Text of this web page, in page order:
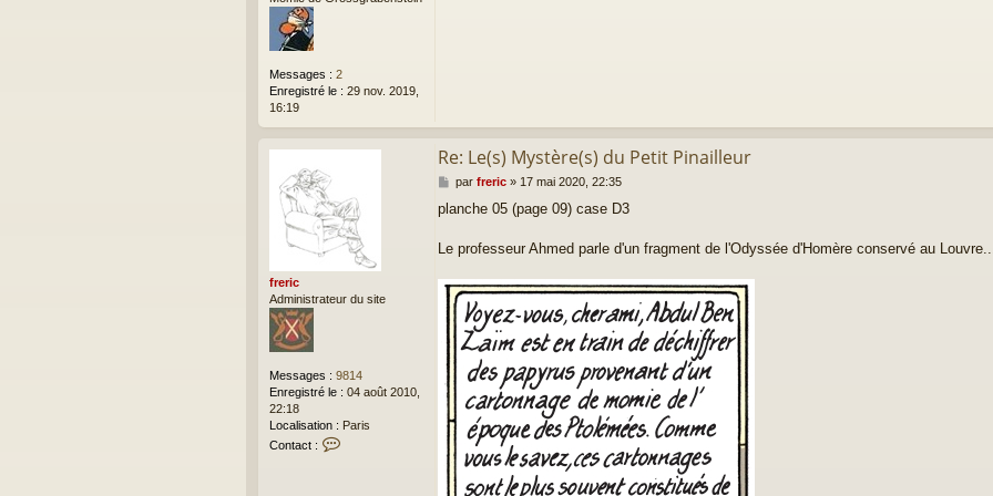
Messages : 2
Enregistré le : 29 nov. 2019,
16:19
freric
Administrateur du site
Messages : 9814
Enregistré le : 04 août 2010,
22:18
Localisation : Paris
Contact :
Re: Le(s) Mystère(s) du Petit Pinailleur
M
s
a
e
par freric» 17 mai 2020, 22:35
planche 05 (page 09) case D3
Le professeur Ahmed parle d'un fragment de l'Odyssée d'Homère conservé au